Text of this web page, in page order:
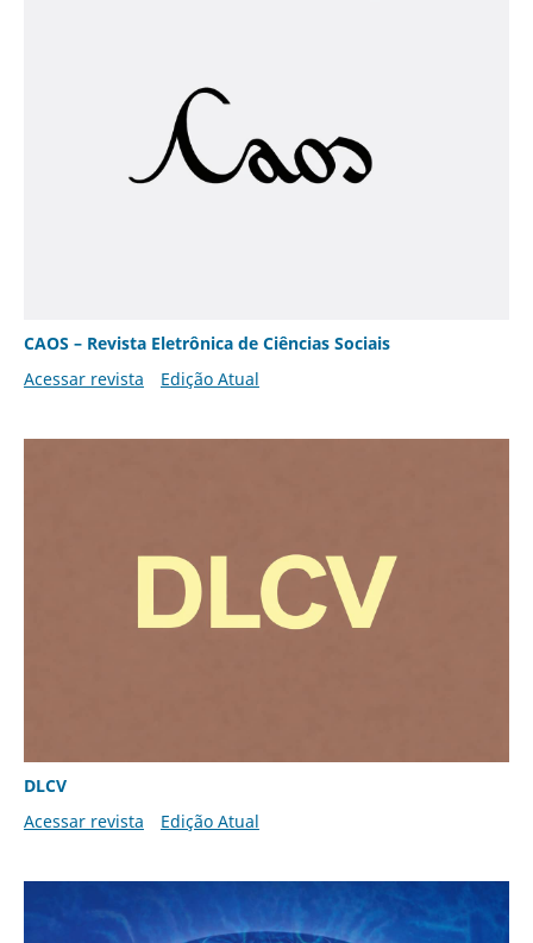
CAOS – Revista Eletrônica de Ciências Sociais
Acessar revista
Edição Atual
DLCV
Acessar revista
Edição Atual